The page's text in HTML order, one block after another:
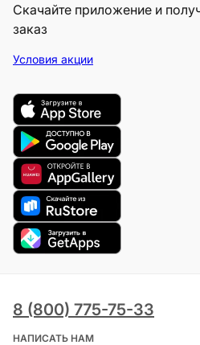
Скачайте приложение и
заказ
Условия акции
8 (800) 775-75-33
НАПИСАТЬ НАМ